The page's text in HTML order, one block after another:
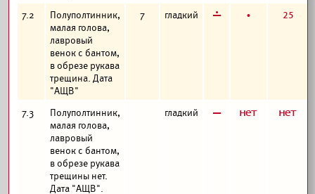
7.2
Полуполтинник,
малая голова,
лавровый
венок с бантом,
в обрезе рукава
трещина. Дата
"АЩВ"
7 гладкий г б 25
7.3
Полуполтинник,
малая голова,
лавровый
венок с бантом,
в обрезе рукава
трещины нет.
Дата "АЩВ".
гладкий в а а